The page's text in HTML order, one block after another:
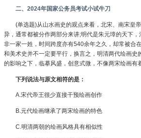
二、2024年国家公务员考试小试牛刀
(单选题)从山水画史的观点来看，北宋、南宋皇
异，通常都被分作两部分来讲;明代是朱元璋的天下
非一家一姓，时间跨度亦有540余年之久，却常被合
和美术史并不一定要平行，换言之，明清两代绘画史
的影响之下，临摹风盛，创意式微，不像两宋绘画有
下列说法与原文相符的是：
A.宋代帝王很少直接干预绘画创作
B.元代绘画继承了两宋绘画的特色
C.明清两朝的绘画风格具有相似性